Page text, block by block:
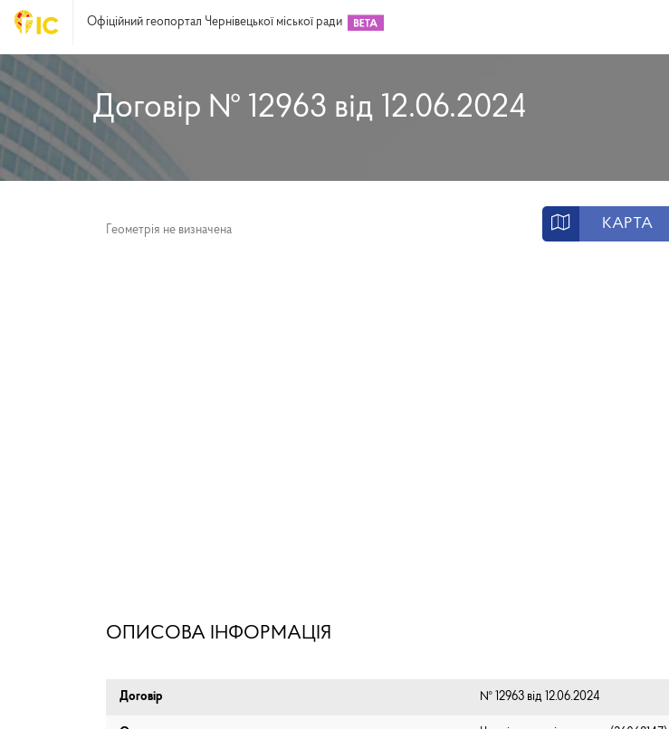
Офіційний геопортал Чернівецької міської ради
Договір № 12963 від 12.06.2024
КАРТА
Геометрія не визначена
ОПИСОВА ІНФОРМАЦІЯ
Договір № 12963 від 12.06.2024